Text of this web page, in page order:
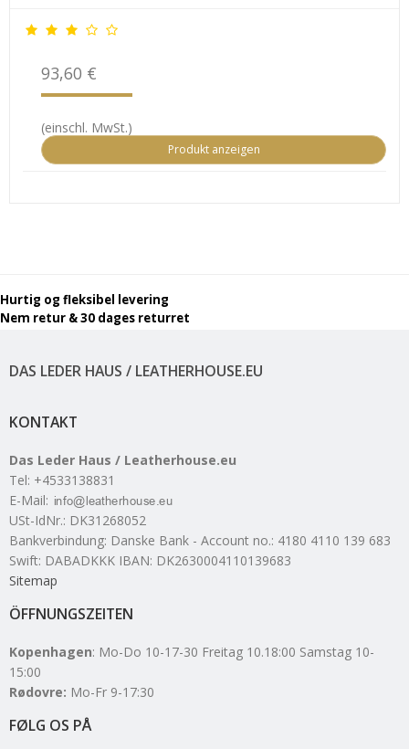
93,60 €
(einschl. MwSt.)
Produkt anzeigen
DAS LEDER HAUS / LEATHERHOUSE.EU
KONTAKT
Das Leder Haus / Leatherhouse.eu
Tel: +4533138831
E-Mail:
USt-IdNr.: DK31268052
Bankverbindung: Danske Bank - Account no.: 4180 4110 139 683
Swift: DABADKKK IBAN: DK2630004110139683
Sitemap
ÖFFNUNGSZEITEN
Kopenhagen: Mo-Do 10-17-30 Freitag 10.18:00 Samstag 10-
15:00
Rødovre: Mo-Fr 9-17:30
FØLG OS PÅ
Hurtig og fleksibel levering
Nem retur & 30 dages returret